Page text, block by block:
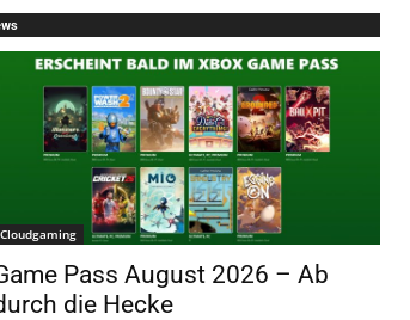
Cloudgaming
Pass August 2026 – Ab
die Hecke